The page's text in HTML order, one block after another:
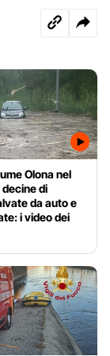
Olona nel
di
da auto e
i video dei